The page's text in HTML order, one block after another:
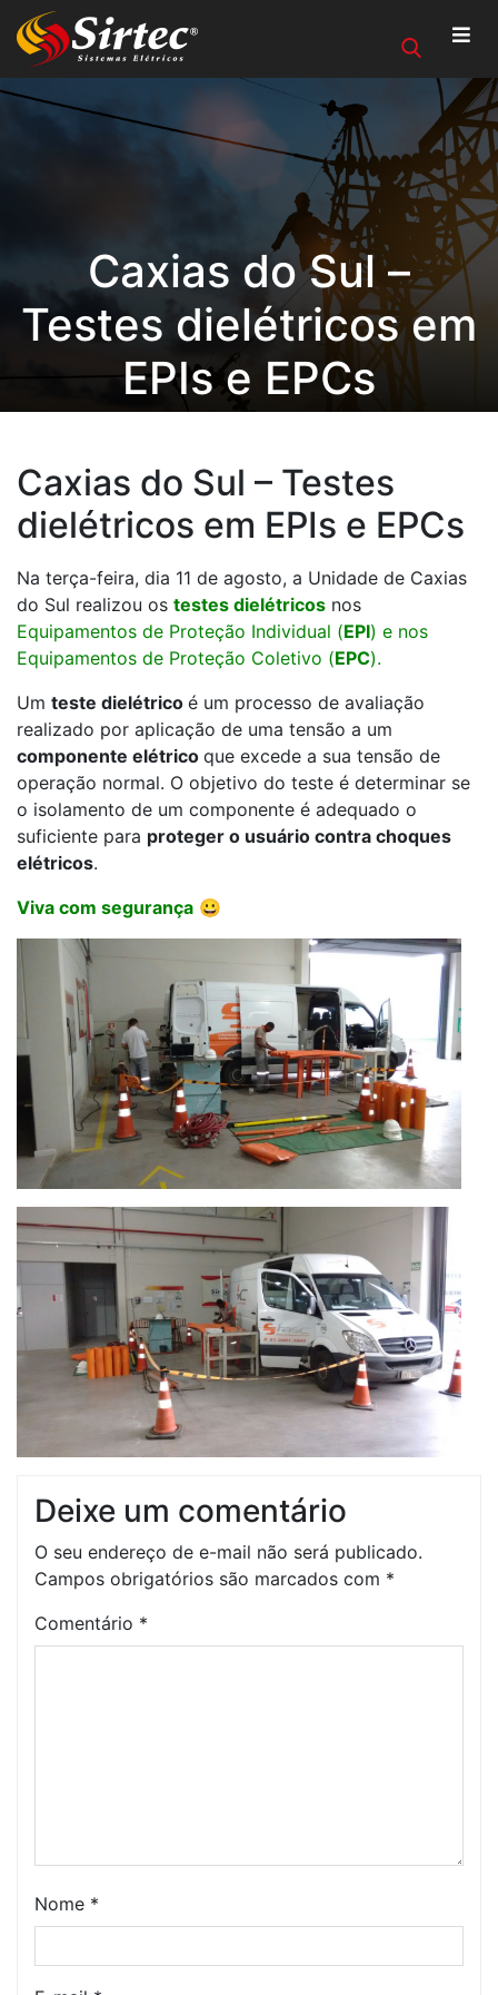
Caxias do Sul –
Testes dielétricos em
EPIs e EPCs
Caxias do Sul – Testes
dielétricos em EPIs e EPCs
Na terça-feira, dia 11 de agosto, a Unidade de Caxias
do Sul realizou os testes dielétricos nos
Equipamentos de Proteção Individual (EPI) e nos
Equipamentos de Proteção Coletivo (EPC).
Um teste dielétrico é um processo de avaliação
realizado por aplicação de uma tensão a um
componente elétrico que excede a sua tensão de
operação normal. O objetivo do teste é determinar se
o isolamento de um componente é adequado o
suficiente para proteger o usuário contra choques
elétricos.
Viva com segurança 😀
Deixe um comentário
O seu endereço de e-mail não será publicado.
Campos obrigatórios são marcados com *
Comentário *
Nome *